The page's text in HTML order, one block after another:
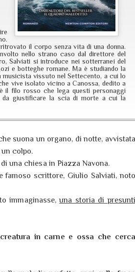
il corpo senza vita di una donna.
nello strano caso dal direttore del
Salviati si introduce nei sotterranei del
e botteghe romane. Ma è studiando la
musicista vissuto nel Settecento, a cui lo
vive isolato vicino a Canossa, dedito a
il filo rosso che lega questi personaggi
giustificare la scia di morte a cui la
suona un organo, di notte, avvistata
colpo.
una chiesa in Piazza Navona.
famoso scrittore, Giulio Salviati, noto
immaginasse,una storia di presunti
in carne e ossa che cerca